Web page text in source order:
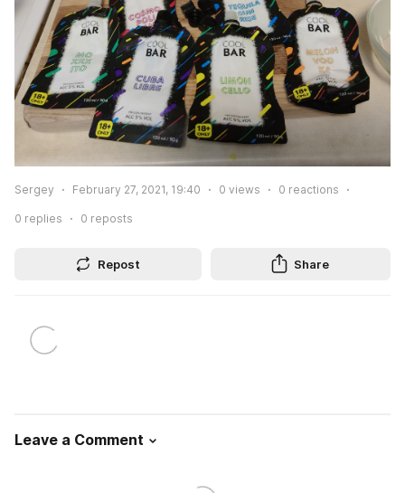
Sergey February 27, 2021, 19:40 0 views 0 reactions
0 replies 0 reposts
Repost Share
Leave a Comment